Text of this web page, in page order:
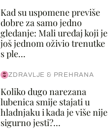
Kad su uspomene previše
dobre za samo jedno
gledanje: Mali uređaj koji je
još jednom oživio trenutke
s ple...
ZDRAVLJE & PREHRANA
Koliko dugo narezana
lubenica smije stajati u
hladnjaku i kada je više nije
sigurno jesti?...